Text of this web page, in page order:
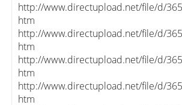
http://www.directupload.net/file/d/
htm
http://www.directupload.net/file/d/
htm
http://www.directupload.net/file/d/
htm
http://www.directupload.net/file/d/
htm